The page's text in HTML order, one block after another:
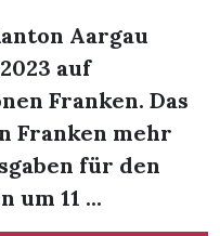
Aargau
auf
Franken. Das
Franken mehr
für den
um 11 ...